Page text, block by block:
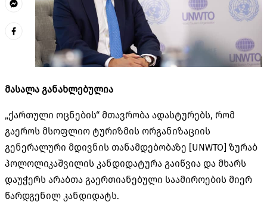
მასალა განახლებულია
„ქართული ოცნების“ მთავრობა ადასტურებს, რომ
გაეროს მსოფლიო ტურიზმის ორგანიზაციის
გენერალური მდივნის თანამდებობაზე [UNWTO] ზურაბ
პოლოლიკაშვილის კანდიდატურა გაიწვია და მხარს
დაუჭერს არაბთა გაერთიანებული საამიროების მიერ
წარდგენილ კანდიდატს.